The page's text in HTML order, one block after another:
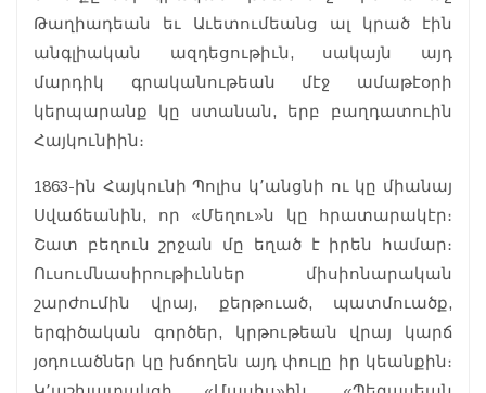
Թաղիադեան եւ Աւետումեանց ալ կրած էին
անգլիական ազդեցութիւն, սակայն այդ
մարդիկ գրականութեան մէջ ամաթէօրի
կերպարանք կը ստանան, երբ բաղդատուին
Հայկունիին։
1863-ին Հայկունի Պոլիս կ՚անցնի ու կը միանայ
Սվաճեանին, որ «Մեղու»ն կը հրատարակէր։
Շատ բեղուն շրջան մը եղած է իրեն համար։
Ուսումնասիրութիւններ միսիոնարական
շարժումին վրայ, քերթուած, պատմուածք,
երգիծական գործեր, կրթութեան վրայ կարճ
յօդուածներ կը խճողեն այդ փուլը իր կեանքին։